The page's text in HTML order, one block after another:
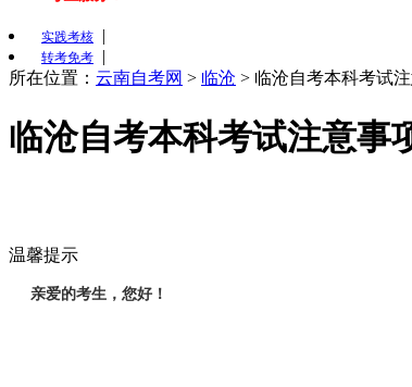
实践考核 |
转考免考
|
所在位置： 云南自考网 > 临沧 > 临沧自考本科考试
临沧自考本科考试注意事
温馨提示
亲爱的考生，您好！